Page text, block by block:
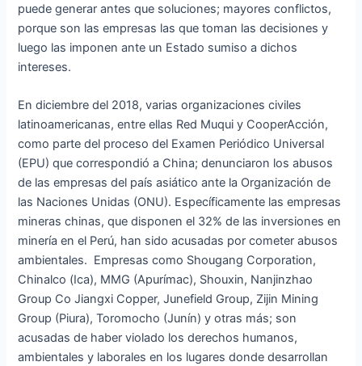
puede generar antes que soluciones; mayores conflictos,
porque son las empresas las que toman las decisiones y
luego las imponen ante un Estado sumiso a dichos
intereses.
En diciembre del 2018, varias organizaciones civiles
latinoamericanas, entre ellas Red Muqui y CooperAcción,
como parte del proceso del Examen Periódico Universal
(EPU) que correspondió a China; denunciaron los abusos
de las empresas del país asiático ante la Organización de
las Naciones Unidas (ONU). Específicamente las empresas
mineras chinas, que disponen el 32% de las inversiones en
minería en el Perú, han sido acusadas por cometer abusos
ambientales. Empresas como Shougang Corporation,
Chinalco (Ica), MMG (Apurímac), Shouxin, Nanjinzhao
Group Co Jiangxi Copper, Junefield Group, Zijin Mining
Group (Piura), Toromocho (Junín) y otras más; son
acusadas de haber violado los derechos humanos,
ambientales y laborales en los lugares donde desarrollan